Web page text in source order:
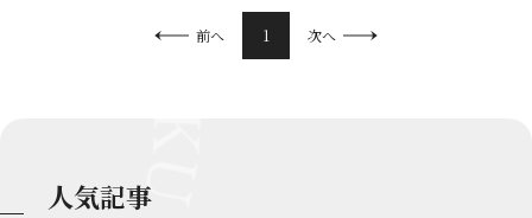
前へ 1 次へ
人気記事